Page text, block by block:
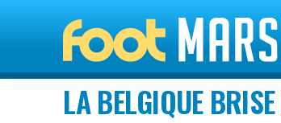
LA BELGIQUE